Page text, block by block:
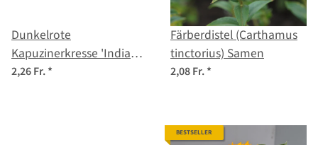
Dunkelrote
Kapuzinerkresse 'Indian
Chief' (Tropaeolum
2,26 Fr.*
Färberdistel (Carthamus
tinctorius) Samen
2,08 Fr.*
BESTSELLER